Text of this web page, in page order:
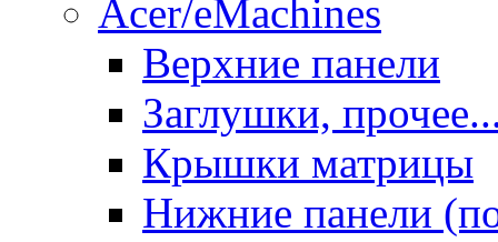
Acer/eMachines
Верхние панели
Заглушки,
Крышки матрицы
Нижние панели